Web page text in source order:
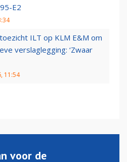
E2
ILT op KLM E&M om
verslaglegging: ‘Zwaar
11:54
voor de